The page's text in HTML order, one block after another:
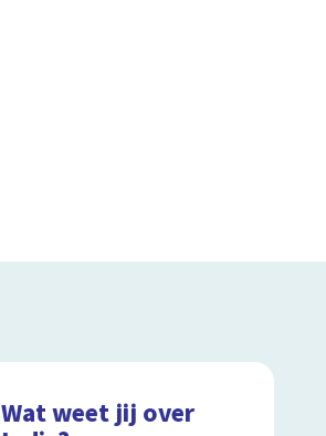
Wat weet jij over